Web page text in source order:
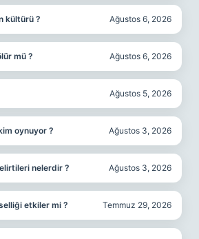
kültürü ? Ağustos 6, 2026
mü ? Ağustos 6, 2026
Ağustos 5, 2026
oynuyor ? Ağustos 3, 2026
nelerdir ? Ağustos 3, 2026
etkiler mi ? Temmuz 29, 2026